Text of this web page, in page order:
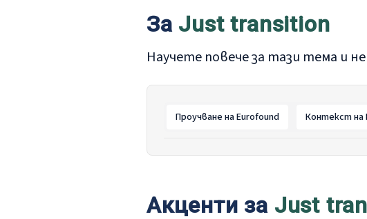
За Just transition
Научете повече за тази тема и
Проучване на Eurofound Контекст на
Акценти за Just